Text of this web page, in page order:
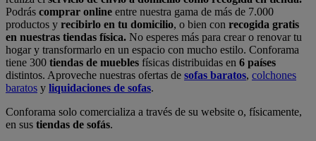
Podrás comprar online entre nuestra gama de más de 7.000
productos y recibirlo en tu domicilio, o bien con recogida gratis
en nuestras tiendas física. No esperes más para crear o renovar tu
hogar y transformarlo en un espacio con mucho estilo. Conforama
tiene 300 tiendas de muebles físicas distribuidas en 6 países
distintos. Aproveche nuestras ofertas de sofas baratos, colchones
baratos y liquidaciones de sofas.
Conforama solo comercializa a través de su website o, físicamente,
en sus tiendas de sofás.